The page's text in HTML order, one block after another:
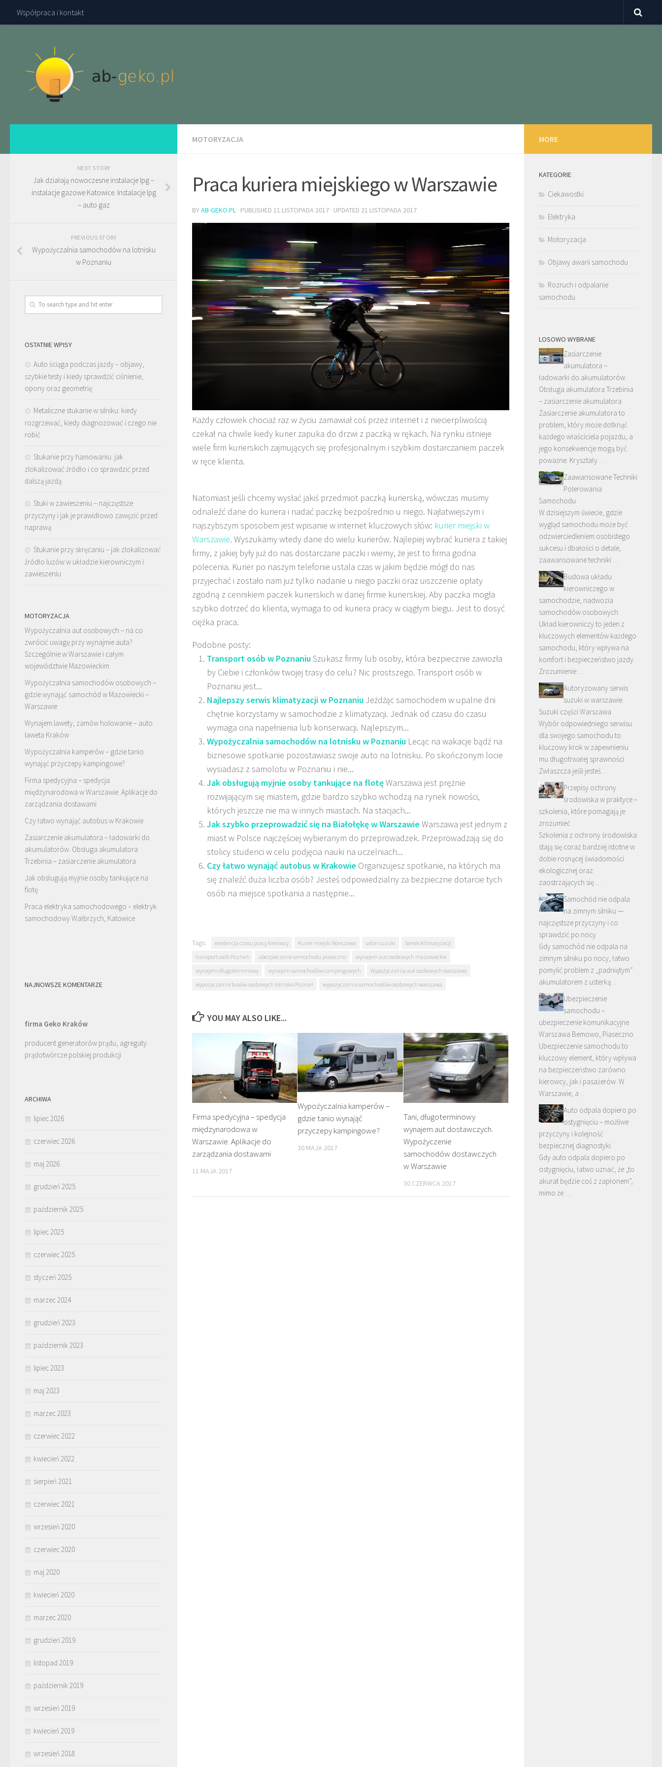
Współpraca i kontakt
MOTORYZACJA
Praca kuriera miejskiego w Warszawie
BYAB-GEKO.PL · PUBLISHED 11 LISTOPADA 2017 · UPDATED 21 LISTOPADA 2017
Każdy człowiek chociaż raz w życiu zamawiał coś przez internet i z niecierpliwością
czekał na chwile kiedy kurier zapuka do drzwi z paczką w rękach. Na rynku istnieje
wiele firm kurierskich zajmujących się profesjonalnym i szybkim dostarczaniem paczek
w ręce klienta.
Natomiast jeśli chcemy wysłać jakiś przedmiot paczką kurierską, wówczas musimy
odnaleźć dane do kuriera i nadać paczkę bezpośrednio u niego. Najłatwiejszym i
najszybszym sposobem jest wpisanie w internet kluczowych słów: kurier miejski w
Warszawie. Wyszukamy wtedy dane do wielu kurierów. Najlepiej wybrać kuriera z takiej
firmy, z jakiej były już do nas dostarczane paczki i wiemy, że jest to firma godna
polecenia. Kurier po naszym telefonie ustala czas w jakim będzie mógł do nas
przyjechać i zostało nam już tylko nadanie u niego paczki oraz uiszczenie opłaty
zgodną z cennikiem paczek kurierskich w danej firmie kurierskiej. Aby paczka mogła
szybko dotrzeć do klienta, wymaga to od kuriera pracy w ciągłym biegu. Jest to dosyć
ciężka praca.
Podobne posty:
Transport osób w PoznaniuSzukasz firmy lub osoby, która bezpiecznie zawiozła
by Ciebie i członków twojej trasy do celu? Nic prostszego. Transport osób w
Poznaniu jest...
Najlepszy serwis klimatyzacji w Poznaniu Jeżdżąc samochodem w upalne dni
chętnie korzystamy w samochodzie z klimatyzacji. Jednak od czasu do czasu
wymaga ona napełnienia lub konserwacji. Najlepszym...
Wypożyczalnia samochodów na lotnisku w Poznaniu Lecąc na wakacje bądź na
biznesowe spotkanie pozostawiasz swoje auto na lotnisku. Po skończonym locie
wysiadasz z samolotu w Poznaniu i nie...
Jak obsługują myjnie osoby tankujące na flotęWarszawa jest prężnie
rozwijającym się miastem, gdzie bardzo szybko wchodzą na rynek nowości,
których jeszcze nie ma w innych miastach. Na stacjach...
Jak szybko przeprowadzić się na Białołękę w Warszawie Warszawa jest jednym z
miast w Polsce najczęściej wybieranym do przeprowadzek. Przeprowadzają się do
stolicy studenci w celu podjęcia nauki na uczelniach...
Czy łatwo wynająć autobus w Krakowie Organizujesz spotkanie, na których ma
się znaleźć duża liczba osób? Jesteś odpowiedzialny za bezpieczne dotarcie tych
osób na miejsce spotkania a następnie...
Tags: ewidencja czasu pracy kierowcy Kurier miejski Warszawa salon suzuki
Serwis Klimatyzacji
transport osób Poznań
ubezpieczenie samochodu piaseczno
wynajem aut osobowych mazowieckie
wynajem długoterminowy
wynajem samochodów campingowych
Wypożyczalnia aut osobowych warszawa
wypożyczalnia busów osobowych lotnisko Poznań
wypożyczalnia samochodów osobowych warszawa
YOU MAY ALSO LIKE...
Firma spedycyjna – spedycja
międzynarodowa w
Warszawie. Aplikacje do
zarządzania dostawami
11 MAJA 2017
Wypożyczalnia kamperów –
gdzie tanio wynająć
przyczepy kampingowe?
30 MAJA 2017
Tani, długoterminowy
wynajem aut dostawczych.
Wypożyczenie
samochodów dostawczych
w Warszawie
30 CZERWCA 2017
NEXT STORY
Jak działają nowoczesne instalacje lpg –
instalacje gazowe Katowice. Instalacje lpg
– auto gaz
PREVIOUS STORY
Wypożyczalnia samochodów na lotnisku
w Poznaniu
OSTATNIE WPISY
Auto ściąga podczas jazdy – objawy,
szybkie testy i kiedy sprawdzić ciśnienie,
opony oraz geometrię
Metaliczne stukanie w silniku: kiedy
rozgrzewać, kiedy diagnozować i czego nie
robić
Stukanie przy hamowaniu: jak
zlokalizować źródło i co sprawdzić przed
dalszą jazdą
Stuki w zawieszeniu – najczęstsze
przyczyny i jak je prawidłowo zawęzić przed
naprawą
Stukanie przy skręcaniu – jak zlokalizować
źródło luzów w układzie kierowniczym i
zawieszeniu
MOTORYZACJA
Wypożyczalnia aut osobowych – na co
zwrócić uwagę przy wynajmie auta?
Szczególnie w Warszawie i całym
województwie Mazowieckim
Wypożyczalnia samochodów osobowych –
gdzie wynająć samochód w Mazowiecki –
Warszawie
Wynajem lawety, zamów holowanie – auto
laweta Kraków
Wypożyczalnia kamperów – gdzie tanio
wynająć przyczepy kampingowe?
Firma spedycyjna – spedycja
międzynarodowa w Warszawie. Aplikacje do
zarządzania dostawami
Czy łatwo wynająć autobus w Krakowie
Zasiarczenie akumulatora – ładowarki do
akumulatorów. Obsługa akumulatora
Trzebinia – zasiarczenie akumulatora
Jak obsługują myjnie osoby tankujące na
flotę
Praca elektryka samochodowego – elektryk
samochodowy Wałbrzych, Katowice
NAJNOWSZE KOMENTARZE
firma Geko Kraków
producent generatorów prądu, agregaty
prądotwórcze polskiej produkcji
ARCHIWA
lipiec 2026
czerwiec 2026
maj 2026
grudzień 2025
październik 2025
lipiec 2025
czerwiec 2025
styczeń 2025
marzec 2024
grudzień 2023
październik 2023
lipiec 2023
maj 2023
marzec 2023
czerwiec 2022
kwiecień 2022
sierpień 2021
czerwiec 2021
wrzesień 2020
czerwiec 2020
maj 2020
kwiecień 2020
marzec 2020
grudzień 2019
listopad 2019
październik 2019
wrzesień 2019
kwiecień 2019
wrzesień 2018
MORE
KATEGORIE
Ciekawostki
Elektryka
Motoryzacja
Objawy awarii samochodu
Rozruch i odpalanie
samochodu
LOSOWO WYBRANE
Zasiarczenie
akumulatora –
ładowarki do akumulatorów.
Obsługa akumulatora Trzebinia
– zasiarczenie akumulatora
Zasiarczenie akumulatora to
problem, który może dotknąć
każdego właściciela pojazdu, a
jego konsekwencje mogą być
poważne. Kryształy …
Zaawansowane Techniki
Polerowania
Samochodu
W dzisiejszym świecie, gdzie
wygląd samochodu może być
odzwierciedleniem osobistego
sukcesu i dbałości o detale,
zaawansowane techniki …
Budowa układu
kierowniczego w
samochodzie, nadwozia
samochodów osobowych
Układ kierowniczy to jeden z
kluczowych elementów każdego
samochodu, który wpływa na
komfort i bezpieczeństwo jazdy.
Zrozumienie …
Autoryzowany serwis
suzuki w warszawie.
Suzuki części Warszawa
Wybór odpowiedniego serwisu
dla swojego samochodu to
kluczowy krok w zapewnieniu
mu długotrwałej sprawności.
Zwłaszcza jeśli jesteś …
Przepisy ochrony
środowiska w praktyce –
szkolenia, które pomagają je
zrozumieć
Szkolenia z ochrony środowiska
stają się coraz bardziej istotne w
dobie rosnącej świadomości
ekologicznej oraz
zaostrzających się …
Samochód nie odpala
na zimnym silniku —
najczęstsze przyczyny i co
sprawdzić po nocy
Gdy samochód nie odpala na
zimnym silniku po nocy, łatwo
pomylić problem z „padniętym”
akumulatorem z usterką …
Ubezpieczenie
samochodu –
ubezpieczenie komunikacyjne
Warszawa Bemowo, Piaseczno
Ubezpieczenie samochodu to
kluczowy element, który wpływa
na bezpieczeństwo zarówno
kierowcy, jak i pasażerów. W
Warszawie, a …
Auto odpala dopiero po
ostygnięciu – możliwe
przyczyny i kolejność
bezpiecznej diagnostyki
Gdy auto odpala dopiero po
ostygnięciu, łatwo uznać, że „to
akurat będzie coś z zapłonem”,
mimo że …